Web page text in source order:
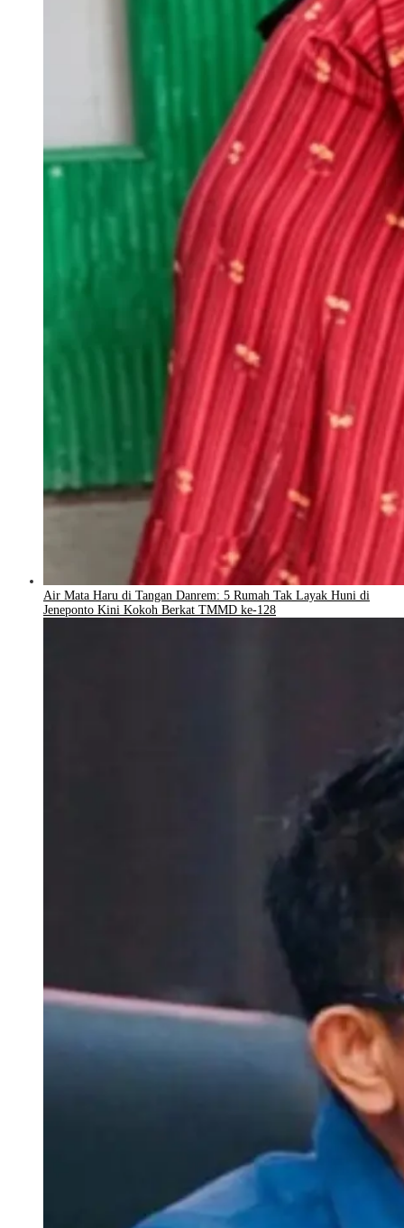
Air Mata Haru di Tangan Danrem: 5 Rumah Tak Layak Huni di
Jeneponto Kini Kokoh Berkat TMMD ke-128